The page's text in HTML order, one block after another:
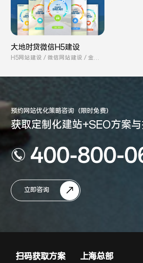
大地时贷微信H5建设
H5网站建设 / 微信网站建设 / 金融
预约网站优化策略咨询（限时免费）
获取定制化建站+SEO方案
400-800-
立即咨询
扫码获取方案 上海总部